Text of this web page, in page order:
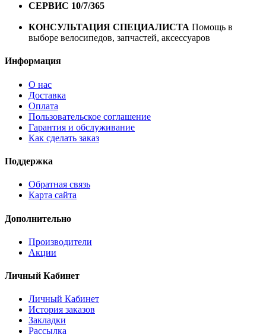
СЕРВИС 10/7/365
КОНСУЛЬТАЦИЯ СПЕЦИАЛИСТА Помощь в
выборе велосипедов, запчастей, аксессуаров
Информация
О нас
Доставка
Оплата
Пользовательское соглашение
Гарантия и обслуживание
Как сделать заказ
Поддержка
Обратная связь
Карта сайта
Дополнительно
Производители
Акции
Личный Кабинет
Личный Кабинет
История заказов
Закладки
Рассылка